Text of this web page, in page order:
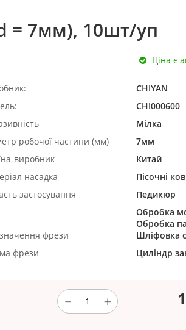
= 7мм), 10шт/уп
Ціна є
CHIYAN
CHI000600
Мілка
робочої частини (мм)
7мм
виробник
Китай
насадка
Пісочні
застосування
Педикюр
фрези
Обробка
Обробка
Шліфовка
фрези
Циліндр